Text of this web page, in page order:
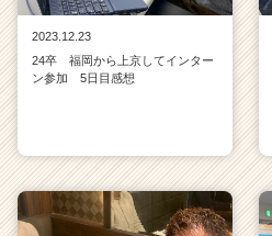
2023.12.23
24卒 福岡から上京してインター
ン参加 5日目感想